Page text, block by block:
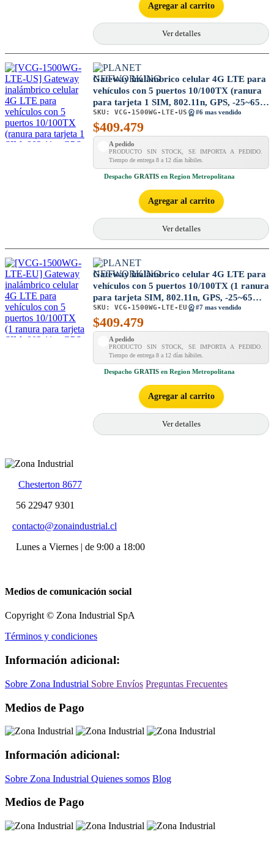
Agregar al carrito
Ver detalles
Gateway inalámbrico celular 4G LTE para
vehículos con 5 puertos 10/100TX (ranura
para tarjeta 1 SIM, 802.11n, GPS, -25~65
grados C, banda LTE
B2/B4/B5/B13/B17/B25)
SKU: VCG-1500WG-LTE-US #6 mas vendido
$409.479
A pedido
PRODUCTO SIN STOCK, SE IMPORTA A PEDIDO.
Tiempo de entrega 8 a 12 días hábiles.
Despacho GRATIS en Region Metropolitana
Agregar al carrito
Ver detalles
Gateway inalámbrico celular 4G LTE para
vehículos con 5 puertos 10/100TX (1 ranura
para tarjeta SIM, 802.11n, GPS, -25~65
grados C, banda LTE B1/B3/B5/B7/B8/B20)
SKU: VCG-1500WG-LTE-EU #7 mas vendido
$409.479
A pedido
PRODUCTO SIN STOCK, SE IMPORTA A PEDIDO.
Tiempo de entrega 8 a 12 días hábiles.
Despacho GRATIS en Region Metropolitana
Agregar al carrito
Ver detalles
Chesterton 8677
56 22947 9301
contacto@zonaindustrial.cl
Lunes a Viernes | de 9:00 a 18:00
Medios de comunicación social
Copyright © Zona Industrial SpA
Términos y condiciones
Información adicional:
Sobre Zona Industrial Sobre Envíos Preguntas Frecuentes
Medios de Pago
Información adicional:
Sobre Zona Industrial Quienes somos Blog
Medios de Pago